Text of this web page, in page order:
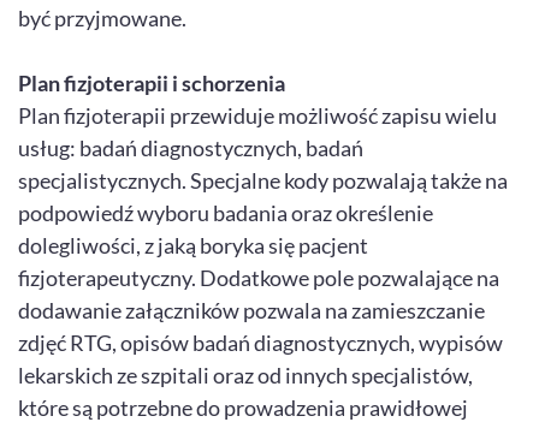
być przyjmowane.
Plan fizjoterapii i schorzenia
Plan fizjoterapii przewiduje możliwość zapisu wielu
usług: badań diagnostycznych, badań
specjalistycznych. Specjalne kody pozwalają także na
podpowiedź wyboru badania oraz określenie
dolegliwości, z jaką boryka się pacjent
fizjoterapeutyczny. Dodatkowe pole pozwalające na
dodawanie załączników pozwala na zamieszczanie
zdjęć RTG, opisów badań diagnostycznych, wypisów
lekarskich ze szpitali oraz od innych specjalistów,
które są potrzebne do prowadzenia prawidłowej